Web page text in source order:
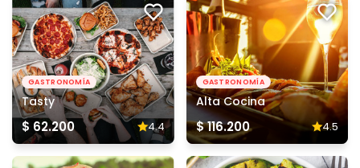
GASTRONOMÍA
Tasty
$ 62.200 4.4
GASTRONOMÍA
Alta Cocina
$ 116.200 4.5